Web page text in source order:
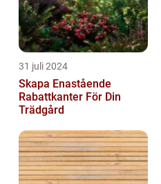
31 juli 2024
Skapa Enastående
Rabattkanter För Din
Trädgård